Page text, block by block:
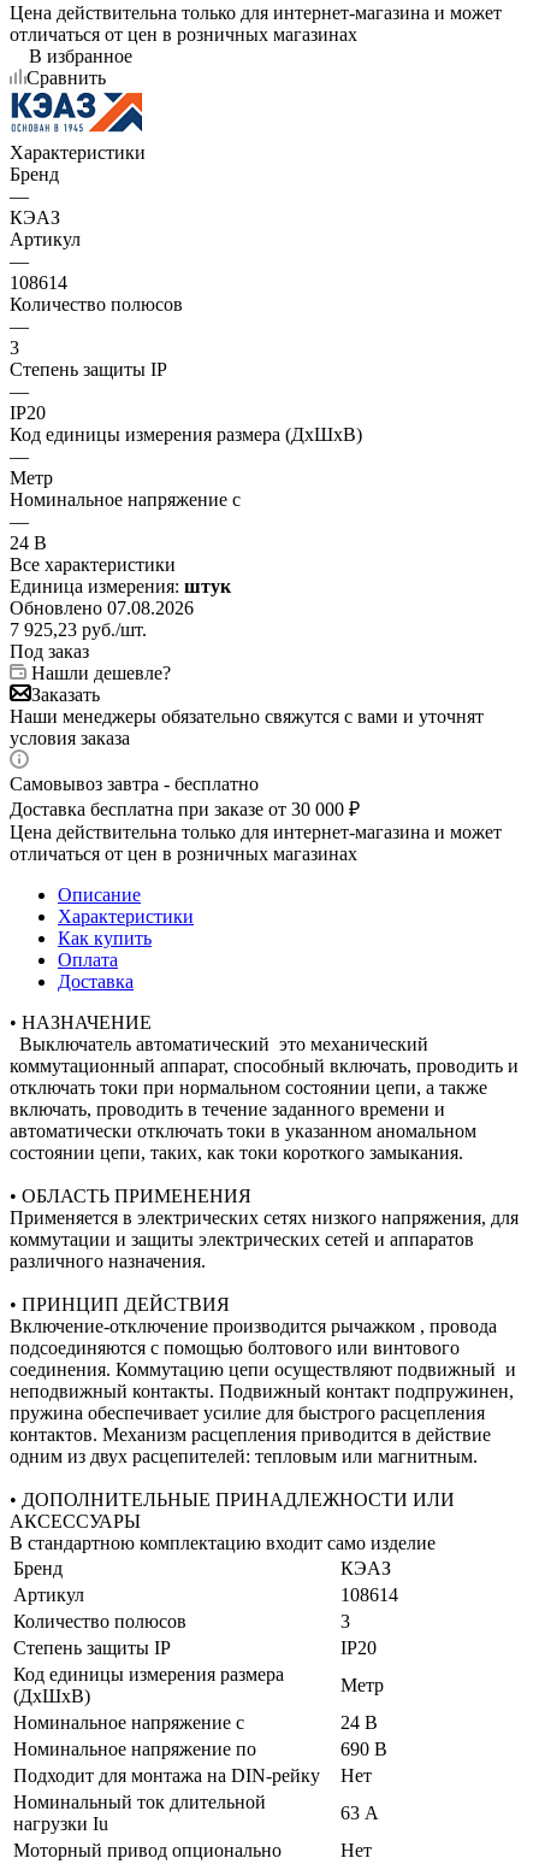
Цена действительна только для интернет-магазина и может
отличаться от цен в розничных магазинах
В избранное
Сравнить
Характеристики
Бренд
—
КЭАЗ
Артикул
—
108614
Количество полюсов
—
3
Степень защиты IP
—
IP20
Код единицы измерения размера (ДхШхВ)
—
Метр
Номинальное напряжение с
—
24 В
Все характеристики
Единица измерения: штук
Обновлено 07.08.2026
7 925,23 руб./шт.
Под заказ
Нашли дешевле?
Заказать
Наши менеджеры обязательно свяжутся с вами и уточнят
условия заказа
Самовывоз завтра - бесплатно
Доставка бесплатна при заказе от 30 000 ₽
Цена действительна только для интернет-магазина и может
отличаться от цен в розничных магазинах
Описание
Характеристики
Как купить
Оплата
Доставка
• НАЗНАЧЕНИЕ
Выключатель автоматический это механический
коммутационный аппарат, способный включать, проводить и
отключать токи при нормальном состоянии цепи, а также
включать, проводить в течение заданного времени и
автоматически отключать токи в указанном аномальном
состоянии цепи, таких, как токи короткого замыкания.
• ОБЛАСТЬ ПРИМЕНЕНИЯ
Применяется в электрических сетях низкого напряжения, для
коммутации и защиты электрических сетей и аппаратов
различного назначения.
• ПРИНЦИП ДЕЙСТВИЯ
Включение-отключение производится рычажком , провода
подсоединяются с помощью болтового или винтового
соединения. Коммутацию цепи осуществляют подвижный и
неподвижный контакты. Подвижный контакт подпружинен,
пружина обеспечивает усилие для быстрого расцепления
контактов. Механизм расцепления приводится в действие
одним из двух расцепителей: тепловым или магнитным.
• ДОПОЛНИТЕЛЬНЫЕ ПРИНАДЛЕЖНОСТИ ИЛИ
АКСЕССУАРЫ
В стандартною комплектацию входит само изделие
Бренд
КЭАЗ
Артикул
108614
Количество полюсов
3
Степень защиты IP
IP20
Код единицы измерения размера
(ДхШхВ)
Метр
Номинальное напряжение с
24 В
Номинальное напряжение по
690 В
Подходит для монтажа на DIN-рейку
Нет
Номинальный ток длительной
нагрузки Iu
63 А
Моторный привод опционально
Нет